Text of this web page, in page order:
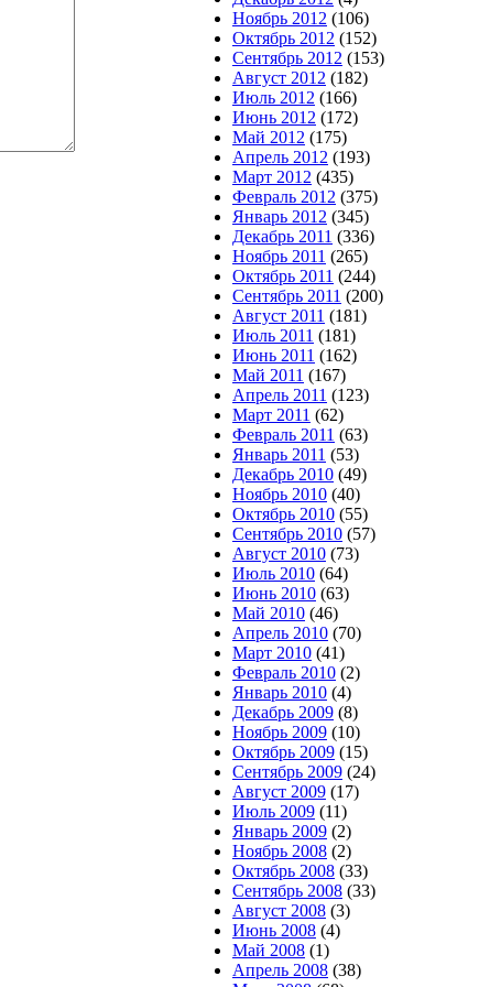
Ноябрь 2012 (106)
Октябрь 2012 (152)
Сентябрь 2012 (153)
Август 2012 (182)
Июль 2012 (166)
Июнь 2012 (172)
Май 2012 (175)
Апрель 2012 (193)
Март 2012 (435)
Февраль 2012 (375)
Январь 2012 (345)
Декабрь 2011 (336)
Ноябрь 2011 (265)
Октябрь 2011 (244)
Сентябрь 2011 (200)
Август 2011 (181)
Июль 2011 (181)
Июнь 2011 (162)
Май 2011 (167)
Апрель 2011 (123)
Март 2011 (62)
Февраль 2011 (63)
Январь 2011 (53)
Декабрь 2010 (49)
Ноябрь 2010 (40)
Октябрь 2010 (55)
Сентябрь 2010 (57)
Август 2010 (73)
Июль 2010 (64)
Июнь 2010 (63)
Май 2010 (46)
Апрель 2010 (70)
Март 2010 (41)
Февраль 2010 (2)
Январь 2010 (4)
Декабрь 2009 (8)
Ноябрь 2009 (10)
Октябрь 2009 (15)
Сентябрь 2009 (24)
Август 2009 (17)
Июль 2009 (11)
Январь 2009 (2)
Ноябрь 2008 (2)
Октябрь 2008 (33)
Сентябрь 2008 (33)
Август 2008 (3)
Июнь 2008 (4)
Май 2008 (1)
Апрель 2008 (38)